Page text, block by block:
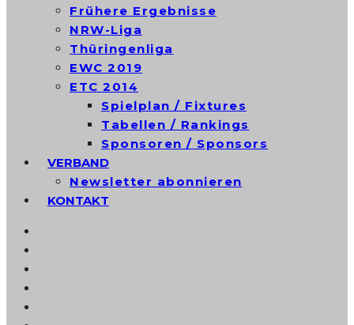
Frühere Ergebnisse
NRW-Liga
Thüringenliga
EWC 2019
ETC 2014
Spielplan / Fixtures
Tabellen / Rankings
Sponsoren / Sponsors
VERBAND
Newsletter abonnieren
KONTAKT